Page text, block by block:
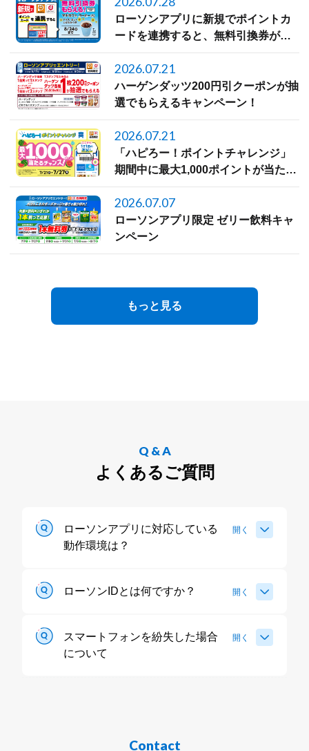
ローソンアプリに新規でポイントカ
ードを連携すると、無料引換券がも
らえる！
2026.07.21
ハーゲンダッツ200円引クーポンが抽
選でもらえるキャンペーン！
2026.07.21
「ハピろー！ポイントチャレンジ」
期間中に最大1,000ポイントが当たる
チャンス！
2026.07.07
ローソンアプリ限定 ゼリー飲料キャ
ンペーン
もっと見る
Q & A
よくあるご質問
ローソンアプリに対応している
動作環境は？
開く
ローソンIDとは何ですか？ 開く
スマートフォンを紛失した場合
について
開く
Contact